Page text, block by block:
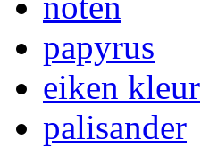
papyrus
eiken kleur
palisander